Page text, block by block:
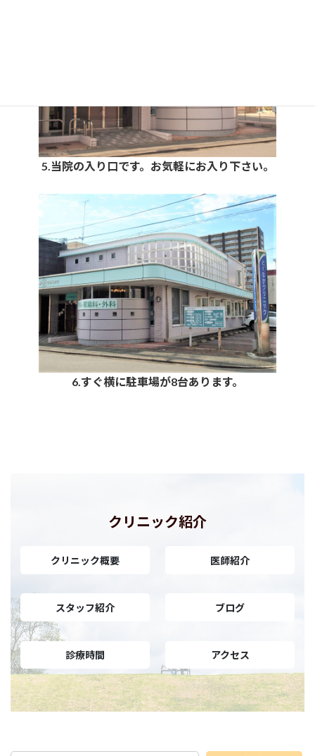
5.当院の入り口です。お気軽にお入り下さい。
6.すぐ横に駐車場が8台あります。
クリニック紹介
クリニック概要 医師紹介
スタッフ紹介 ブログ
診療時間 アクセス